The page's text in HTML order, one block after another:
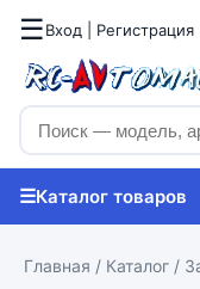
☰Вход | Регистрация
☰Каталог товаров
Главная / Каталог /